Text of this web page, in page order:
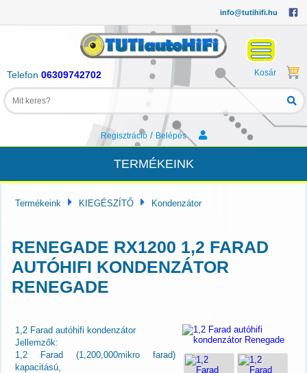
info@tutihifi.hu
Telefon 06309742702 Kosár
Regisztráció/ Belépés
TERMÉKEINK
Termékeink KIEGÉSZÍTŐ Kondenzátor
RENEGADE RX1200 1,2 FARAD
AUTÓHIFI KONDENZÁTOR
RENEGADE
1,2 Farad autóhifi kondenzátor
Jellemzők:
1,2 Farad (1,200,000mikro farad)
kapacitású,